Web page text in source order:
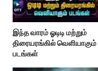
இந்த வாரம் ஓடிடி மற்றும்
திரையரங்கில் வெளியாகும்
படங்கள்